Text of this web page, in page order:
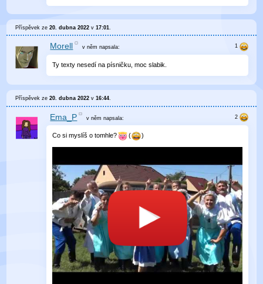
Příspěvek ze20. dubna 2022 v17:01
Morell v němnapsala:
Ty texty nesedí na písničku, moc slabik.
Příspěvek ze20. dubna 2022 v16:44
Ema_P v němnapsala:
Co si myslíš o tomhle? ( )